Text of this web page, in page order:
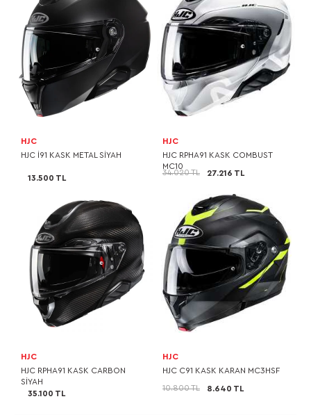
HJC
HJC I91 KASK METAL SİYAH
13.500 TL
HJC
HJC RPHA91 KASK COMBUST
MC10
34.020 TL 27.216 TL
HJC
HJC RPHA91 KASK CARBON
SİYAH
35.100 TL
HJC
HJC C91 KASK KARAN MC3HSF
10.800 TL 8.640 TL